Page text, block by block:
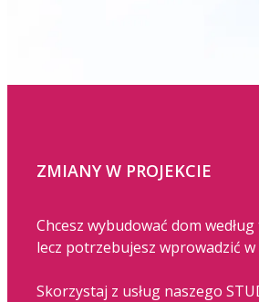
ZMIANY W PROJEKCIE
Chcesz wybudować dom
lecz potrzebujesz wprowadzić
Skorzystaj z usług naszego